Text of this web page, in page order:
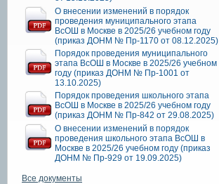
О внесении изменений в порядок
проведения муниципального этапа
ВсОШ в Москве в 2025/26 учебном году
(приказ ДОНМ № Пр-1170 от 08.12.2025)
Порядок проведения муниципального
этапа ВсОШ в Москве в 2025/26 учебном
году (приказ ДОНМ № Пр-1001 от
13.10.2025)
Порядок проведения школьного этапа
ВсОШ в Москве в 2025/26 учебном году
(приказ ДОНМ № Пр-842 от 29.08.2025)
О внесении изменений в порядок
проведения школьного этапа ВсОШ в
Москве в 2025/26 учебном году (приказ
ДОНМ № Пр-929 от 19.09.2025)
Все документы